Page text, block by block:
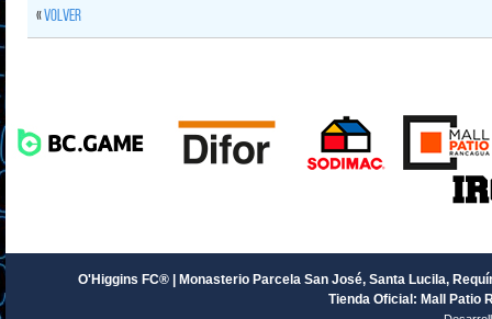
«Volver
O'Higgins FC® | Monasterio Parcela San José, Santa Lucila,
Tienda Oficial: Mall Patio